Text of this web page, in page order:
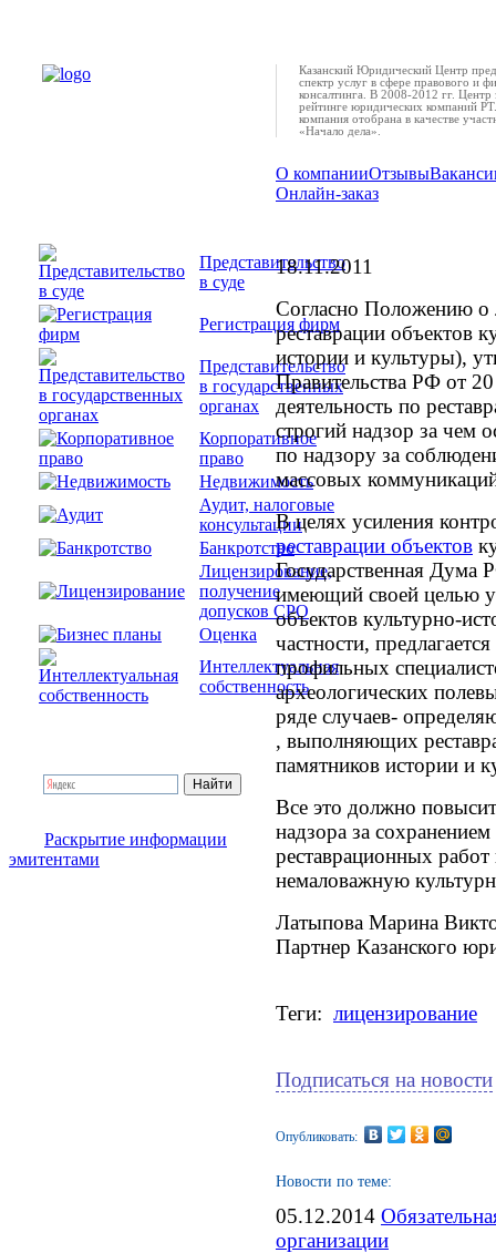
Представительство
в суде
Регистрация фирм
Представительство
в государственных
органах
Корпоративное
право
Недвижимость
Аудит, налоговые
консультации
Банкротство
Лицензирование,
получение
допусков СРО
Оценка
Интеллектуальная
собственность
Раскрытие информации
эмитентами
Казанский Юридический Центр
спектр услуг в сфере правового и
консалтинга. В 2008-2012 гг. Центр
рейтинге юридических компаний
компания отобрана в качестве
«Начало дела».
О компанииОтзывы
Онлайн-заказ
18.11.2011
Согласно Положению о
реставрации объектов
истории и культуры),
Правительства РФ от
деятельность по
строгий надзор за чем
по надзору за
массовых
В целях усиления
реставрации объектов
Государственная Дума
имеющий своей целью
объектов культурно-
частности,
профильных
археологических
ряде случаев-
, выполняющих
памятников истории и
Все это должно
надзора за
реставрационных
немаловажную
Латыпова Марина
Партнер Казанского
Теги: лицензирование
Подписаться на новости
Опубликовать:
Новости по теме:
05.12.2014
организации